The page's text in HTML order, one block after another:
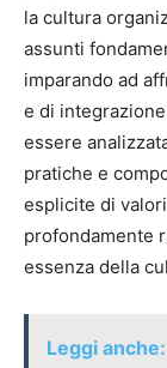
la cultura
assunti
imparando ad
e di
essere
pratiche e
esplicite di
profondamente
essenza della
Leggi anche: